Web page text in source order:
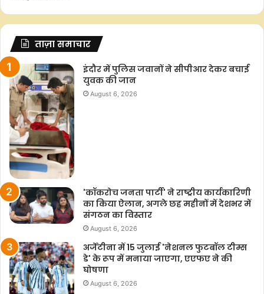
ताज़ा समाचार
इंदौर में पुलिस जवानों ने सीपीआर देकर बचाई
युवक की जान
August 6, 2026
'कॉकरोच जनता पार्टी' ने राष्ट्रीय कार्यकारिणी
का किया ऐलान, अगले छह महीनों में देशभर में
संगठन का विस्तार
August 6, 2026
अर्जेंटीना में 15 जुलाई 'नेशनल फुटबॉल टीम्स
डे' के रूप में मनाया जाएगा, एएफए ने की
घोषणा
August 6, 2026